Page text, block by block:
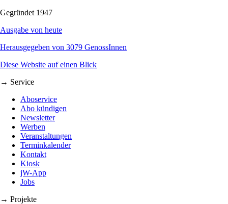
Gegründet 1947
Ausgabe von heute
Herausgegeben von 3079 GenossInnen
Diese Website auf einen Blick
→ Service
Aboservice
Abo kündigen
Newsletter
Werben
Veranstaltungen
Terminkalender
Kontakt
Kiosk
jW-App
Jobs
→ Projekte